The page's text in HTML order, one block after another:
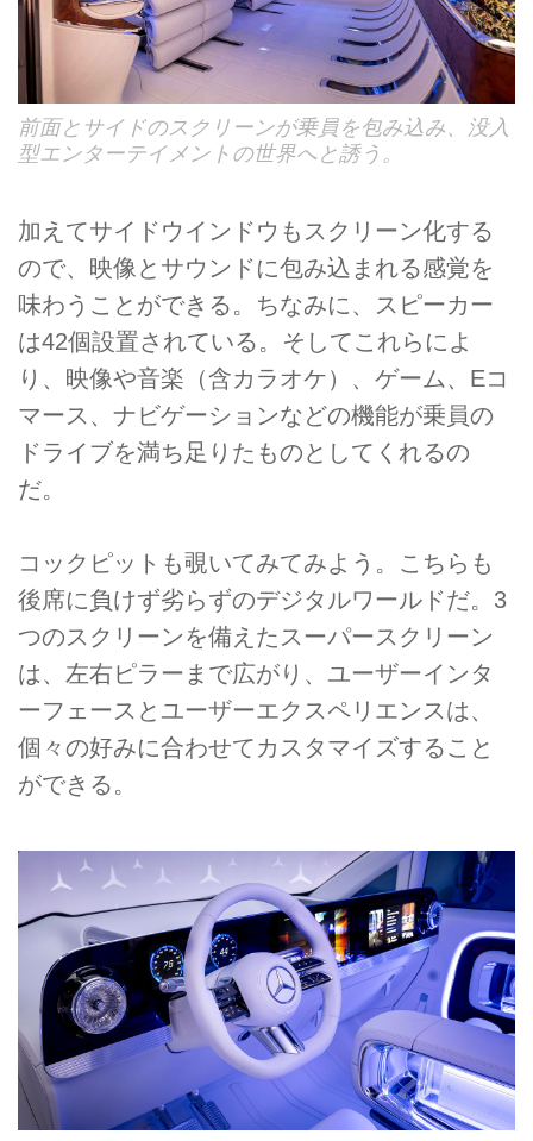
前面とサイドのスクリーンが乗員を包み込み、没入
型エンターテイメントの世界へと誘う。
加えてサイドウインドウもスクリーン化する
ので、映像とサウンドに包み込まれる感覚を
味わうことができる。ちなみに、スピーカー
は42個設置されている。そしてこれらによ
り、映像や音楽（含カラオケ）、ゲーム、Eコ
マース、ナビゲーションなどの機能が乗員の
ドライブを満ち足りたものとしてくれるの
だ。
コックピットも覗いてみてみよう。こちらも
後席に負けず劣らずのデジタルワールドだ。3
つのスクリーンを備えたスーパースクリーン
は、左右ピラーまで広がり、ユーザーインタ
ーフェースとユーザーエクスペリエンスは、
個々の好みに合わせてカスタマイズすること
ができる。